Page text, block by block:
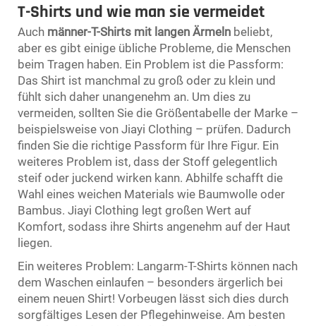
T-Shirts und wie man sie vermeidet
Auch männer-T-Shirts mit langen Ärmeln beliebt,
aber es gibt einige übliche Probleme, die Menschen
beim Tragen haben. Ein Problem ist die Passform:
Das Shirt ist manchmal zu groß oder zu klein und
fühlt sich daher unangenehm an. Um dies zu
vermeiden, sollten Sie die Größentabelle der Marke –
beispielsweise von Jiayi Clothing – prüfen. Dadurch
finden Sie die richtige Passform für Ihre Figur. Ein
weiteres Problem ist, dass der Stoff gelegentlich
steif oder juckend wirken kann. Abhilfe schafft die
Wahl eines weichen Materials wie Baumwolle oder
Bambus. Jiayi Clothing legt großen Wert auf
Komfort, sodass ihre Shirts angenehm auf der Haut
liegen.
Ein weiteres Problem: Langarm-T-Shirts können nach
dem Waschen einlaufen – besonders ärgerlich bei
einem neuen Shirt! Vorbeugen lässt sich dies durch
sorgfältiges Lesen der Pflegehinweise. Am besten